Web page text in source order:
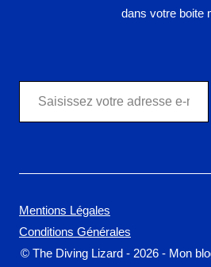
dans votre boite
Saisissez votre adresse e-mail…
© The Diving Lizard - 2026 - Mon
Mentions Légales
Conditions Générales